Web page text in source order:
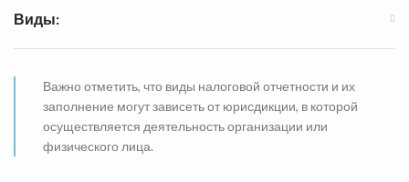
Виды:
Важно отметить, что виды налоговой отчетности и их
заполнение могут зависеть от юрисдикции, в которой
осуществляется деятельность организации или
физического лица.